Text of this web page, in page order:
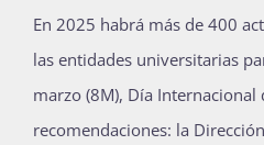
En 2025 habrá más de 400
las entidades universitarias
marzo (8M), Día
recomendaciones: la